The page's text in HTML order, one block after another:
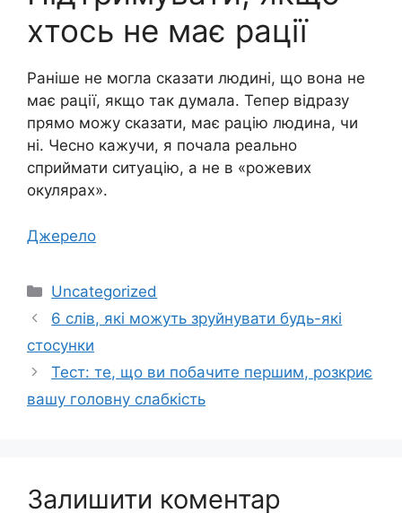
хтось не має рації
Раніше не могла сказати людині, що вона не
має рації, якщо так думала. Тепер відразу
прямо можу сказати, має рацію людина, чи
ні. Чесно кажучи, я почала реально
сприймати ситуацію, а не в «рожевих
окулярах».
Джерело
Категорії
Uncategorized
6 слів, які можуть зруйнувати будь-які
стосунки
Тест: те, що ви побачите першим, розкриє
вашу головну слабкість
Залишити коментар